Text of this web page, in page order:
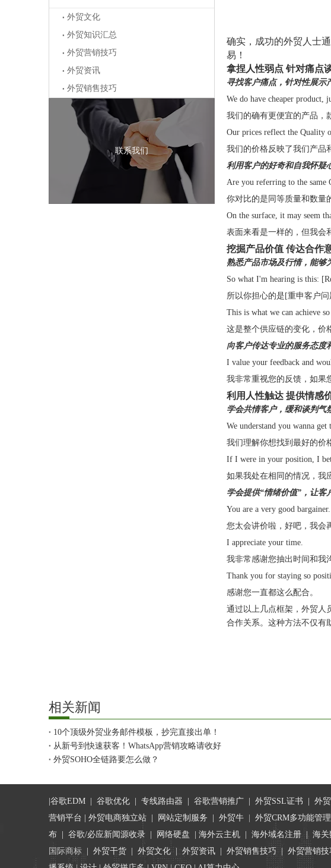
外贸文化
外贸知识汇总
外贸营销技巧
外贸资讯
外贸销售技巧
联系我们
确实，成功的外贸人士
易！
拿捏人性弱点 针对痛点
寻找客户痛点，针对性展示
We do have cheaper product,
我们的确有更便宜的产品，
Our prices reflect the Quality
我们的价格反映了我们产品
利用客户的好奇和自我怀疑
Are you referring to the same
你对比的是同等质量和数量
On the surface, it may seem
表面来看是一样的，但我会
挖掘产品价值 传达合作
熟悉产品市场及行情，能够
So what I'm hearing is this:
所以你担心的是[重申客户问
This is what we can achieve
这是整个供应链的变化，价
向客户传达专业的服务态度
I value your feedback and
我非常重视您的反馈，如果
利用人性触达 提供情感
学会共情客户，缓和谈判气
We understand you wanna get
我们理解你想找到最好的价
If I were in your position, I bet
如果我处在相同的情况，我
学会提供“情绪价值”，让客
You are a very good
您太会讲价啦，好吧，我会
I appreciate your time.
我非常感谢您抽出时间和我
Thank you for staying so
感谢您一直都这么配合。
通过以上几点框架，外贸人
合作关系。这种方法不仅有
相关新闻
10个顶级外贸业务邮件模板，抄完直接出单！
从新号到快速获客！WhatsApp营销攻略请收好
外贸SOHO全链路要怎么做？
谷歌EDM 谷歌优化 专线路由器 谷歌营销推广 外贸SSL证书 外
营销平台 | 外贸电商独立站 | 网站定制服务 外贸牛 外贸CRM多功能管
布
谷歌/必应新闻源收录 网络硬盘 海外云主机 海外域名注册 | 海关
国际商标
外贸干货 外贸文化| 外贸资讯 外贸销售技巧 | 外贸营销技